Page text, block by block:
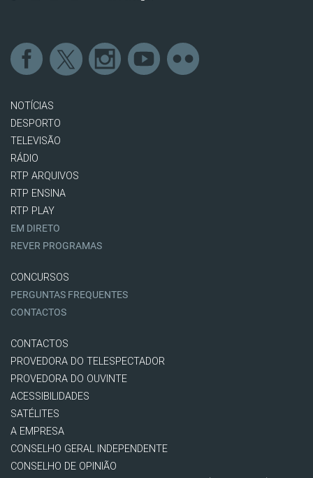
NOTÍCIAS
DESPORTO
TELEVISÃO
RÁDIO
RTP ARQUIVOS
RTP ENSINA
RTP PLAY
EM DIRETO
REVER PROGRAMAS
CONCURSOS
PERGUNTAS FREQUENTES
CONTACTOS
CONTACTOS
PROVEDORA DO TELESPECTADOR
PROVEDORA DO OUVINTE
ACESSIBILIDADES
SATÉLITES
A EMPRESA
CONSELHO GERAL INDEPENDENTE
CONSELHO DE OPINIÃO